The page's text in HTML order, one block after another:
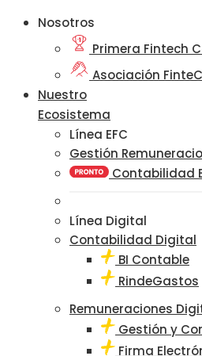
Nosotros
Primera Fintech
Asociación
Nuestro
Ecosistema
Línea EFC
Gestión
Contabilidad
Línea Digital
Contabilidad Digital
BI Contable
RindeGastos
Remuneraciones
Gestión y
Firma